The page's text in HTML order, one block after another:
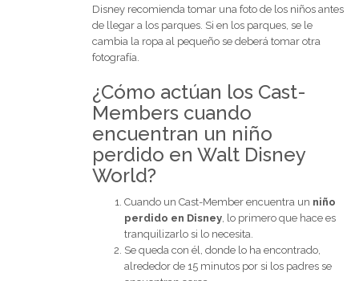
Disney recomienda tomar una foto de los niños antes
de llegar a los parques. Si en los parques, se le
cambia la ropa al pequeño se deberá tomar otra
fotografía.
¿Cómo actúan los Cast-
Members cuando
encuentran un niño
perdido en Walt Disney
World?
Cuando un Cast-Member encuentra un niño
perdido en Disney, lo primero que hace es
tranquilizarlo si lo necesita.
Se queda con él, donde lo ha encontrado,
alrededor de 15 minutos por si los padres se